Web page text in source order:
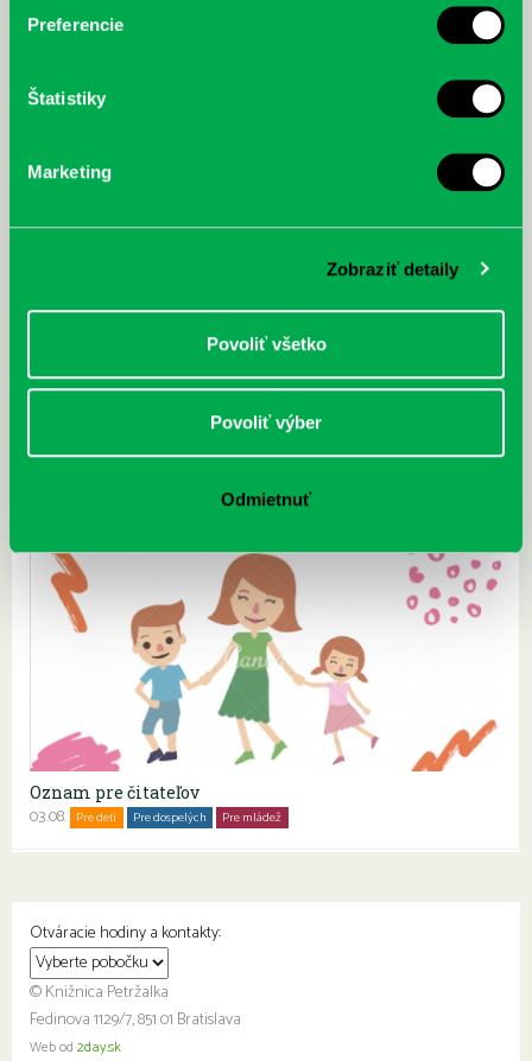
Preferencie
Štatistiky
Marketing
Zobraziť detaily
Povoliť všetko
Povoliť výber
Odmietnuť
Krajská pobočka Spolku slovenských knihovníkov a knižníc Bratislavský
kraj pripravila Správu o činnosti za rok 2019, kde je možnosť prezrieť…
Oznam pre čitateľov
03.08. Pre deti Pre dospelých Pre mládež
Otváracie hodiny a kontakty:
© Knižnica Petržalka
Fedinova 1129/7, 851 01 Bratislava
Web od 2day.sk